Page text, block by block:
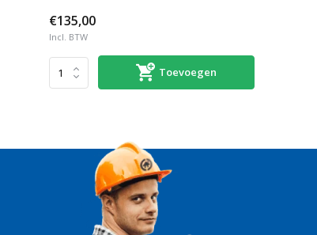
€135,00
Incl. BTW
Toevoegen